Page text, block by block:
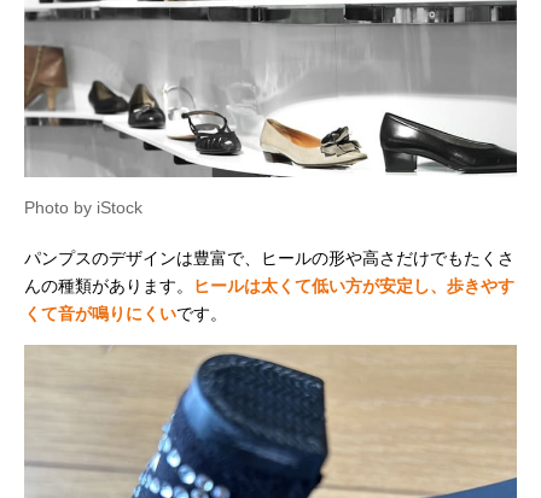
Photo by iStock
パンプスのデザインは豊富で、ヒールの形や高さだけでもたくさ
んの種類があります。
ヒールは太くて低い方が安定し、歩きやす
くて音が鳴りにくいです。